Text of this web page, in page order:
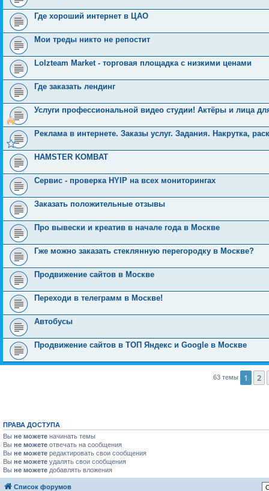
Где хороший интернет в ЦАО
Мои треды никто не репостит
Lolzteam Market - торговая площадка с низкими ценами
Где заказать лендинг
Услуги профессиональной видео студии! Актёры и лица
Реклама в интернете. Заказы услуг. Задания. Накрутка,
HAMSTER KOMBAT
Сервис - проверка HYIP на всех мониторингах
Заказать положительные отзывы
Про вывески и креатив в начале года в Москве
Гже можно заказать стеклянную перегородку в Москве?
Продвижение сайтов в Москве
Переходи в телеграмм в Москве!
Автобусы
Продвижение сайтов в ТОП Яндекс и Google в Москве
63 темы 1 2
ПРАВА ДОСТУПА
Вы не можете начинать темы
Вы не можете отвечать на сообщения
Вы не можете редактировать свои сообщения
Вы не можете удалять свои сообщения
Вы не можете добавлять вложения
Список форумов